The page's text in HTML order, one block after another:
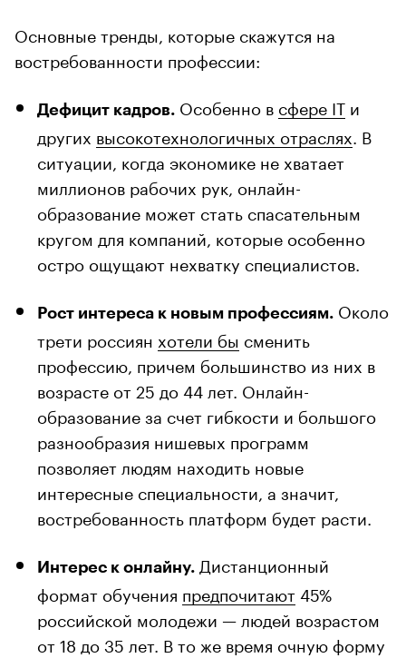
Основные тренды, которые скажутся на
востребованности профессии:
Дефицит кадров. Особенно в сфере IT и
других высокотехнологичных отраслях . В
ситуации, когда экономике не хватает
миллионов рабочих рук, онлайн-
образование может стать спасательным
кругом для компаний, которые особенно
остро ощущают нехватку специалистов.
Рост интереса к новым профессиям. Около
трети россиян хотели бы сменить
профессию, причем большинство из них в
возрасте от 25 до 44 лет. Онлайн-
образование за счет гибкости и большого
разнообразия нишевых программ
позволяет людям находить новые
интересные специальности, а значит,
востребованность платформ будет расти.
Интерес к онлайну. Дистанционный
формат обучения предпочитают45%
российской молодежи — людей возрастом
от 18 до 35 лет. В то же время очную форму